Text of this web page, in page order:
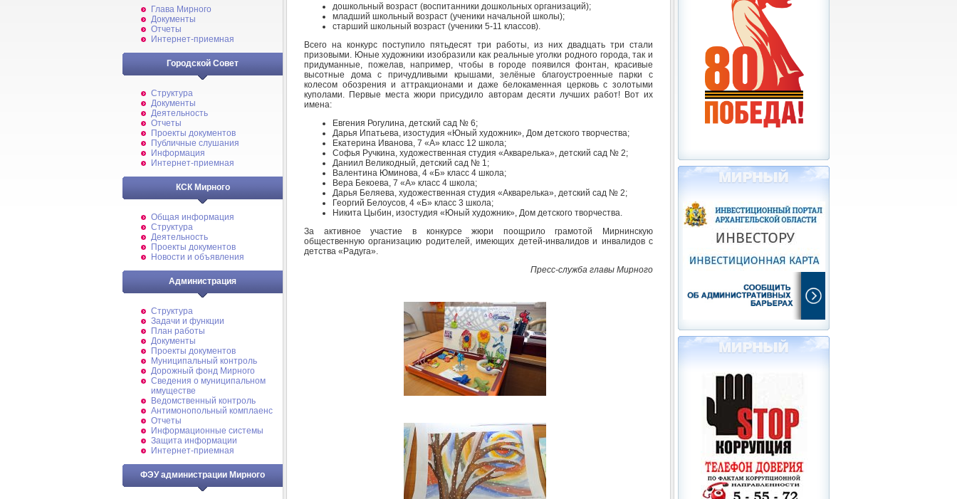
Глава Мирного
Документы
Отчеты
Интернет-приемная
Городской Совет
Структура
Документы
Деятельность
Отчеты
Проекты документов
Публичные слушания
Информация
Интернет-приемная
КСК Мирного
Общая информация
Структура
Деятельность
Проекты документов
Новости и объявления
Администрация
Структура
Задачи и функции
План работы
Документы
Проекты документов
Муниципальный контроль
Дорожный фонд Мирного
Cведения о муниципальном
имуществе
Ведомственный контроль
Антимонопольный комплаенс
Отчеты
Информационные системы
Защита информации
Интернет-приемная
ФЭУ администрации Мирного
дошкольный возраст (воспитанники дошкольных организаций);
младший школьный возраст (ученики начальной школы);
старший школьный возраст (ученики 5-11 классов).
Всего на конкурс поступило пятьдесят три работы, из них двадцать три стали
призовыми. Юные художники изобразили как реальные уголки родного города, так и
придуманные, пожелав, например, чтобы в городе появился фонтан, красивые
высотные дома с причудливыми крышами, зелёные благоустроенные парки с
колесом обозрения и аттракционами и даже белокаменная церковь с золотыми
куполами. Первые места жюри присудило авторам десяти лучших работ! Вот их
имена:
Евгения Рогулина, детский сад № 6;
Дарья Ипатьева, изостудия «Юный художник», Дом детского творчества;
Екатерина Иванова, 7 «А» класс 12 школа;
Софья Ручкина, художественная студия «Акварелька», детский сад № 2;
Даниил Великодный, детский сад № 1;
Валентина Юминова, 4 «Б» класс 4 школа;
Вера Бекоева, 7 «А» класс 4 школа;
Дарья Беляева, художественная студия «Акварелька», детский сад № 2;
Георгий Белоусов, 4 «Б» класс 3 школа;
Никита Цыбин, изостудия «Юный художник», Дом детского творчества.
За активное участие в конкурсе жюри поощрило грамотой Мирнинскую
общественную организацию родителей, имеющих детей-инвалидов и инвалидов с
детства «Радуга».
Пресс-служба главы Мирного